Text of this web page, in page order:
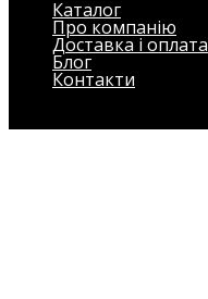
Каталог
Про компанію
Доставка і оплата
Блог
Контакти